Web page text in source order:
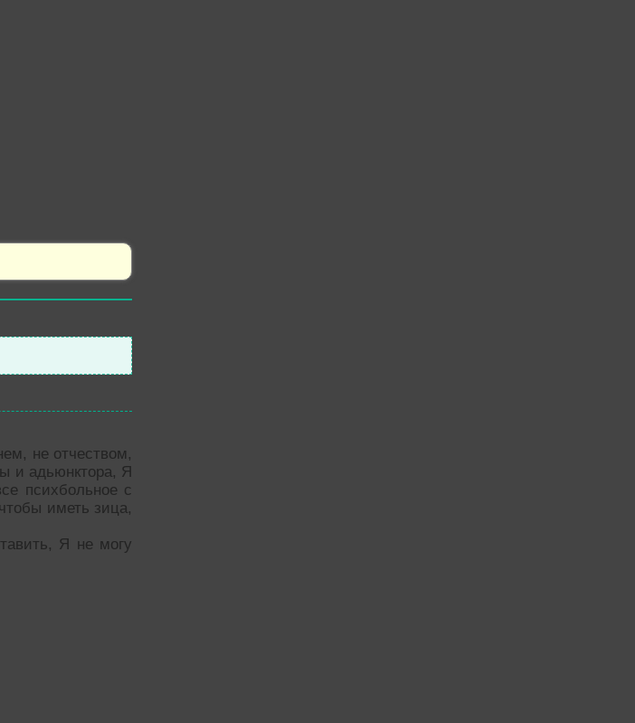
не отчеством,
и адьюнктора, Я
психбольное с
иметь зица,
Я не могу